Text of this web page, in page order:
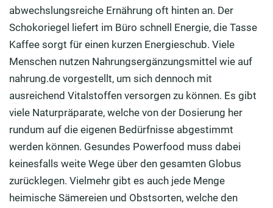
abwechslungsreiche Ernährung oft hinten an. Der
Schokoriegel liefert im Büro schnell Energie, die Tasse
Kaffee sorgt für einen kurzen Energieschub. Viele
Menschen nutzen Nahrungsergänzungsmittel wie auf
nahrung.de vorgestellt, um sich dennoch mit
ausreichend Vitalstoffen versorgen zu können. Es gibt
viele Naturpräparate, welche von der Dosierung her
rundum auf die eigenen Bedürfnisse abgestimmt
werden können. Gesundes Powerfood muss dabei
keinesfalls weite Wege über den gesamten Globus
zurücklegen. Vielmehr gibt es auch jede Menge
heimische Sämereien und Obstsorten, welche den